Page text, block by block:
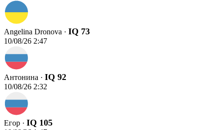
Angelina Dronova · IQ 73
10/08/26 2:47
Антонина · IQ 92
10/08/26 2:32
Егор · IQ 105